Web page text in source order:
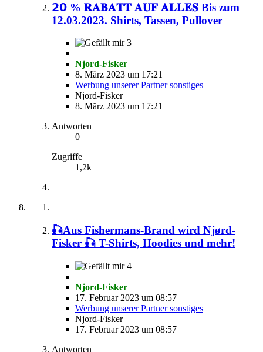
𝟮𝟬 % 𝐑𝐀𝐁𝐀𝐓𝐓 𝐀𝐔𝐅 𝐀𝐋𝐋𝐄𝐒 Bis zum
12.03.2023. Shirts, Tassen, Pullover
3
Njord-Fisker
8. März 2023 um 17:21
Werbung unserer Partner sonstiges
Njord-Fisker
8. März 2023 um 17:21
Antworten
0
Zugriffe
1,2k
🎣Aus Fishermans-Brand wird Njørd-
Fisker 🎣 T-Shirts, Hoodies und mehr!
4
Njord-Fisker
17. Februar 2023 um 08:57
Werbung unserer Partner sonstiges
Njord-Fisker
17. Februar 2023 um 08:57
Antworten